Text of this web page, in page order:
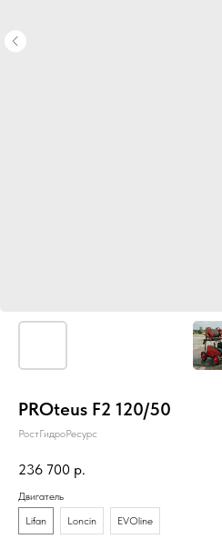
PROteus F2 120/50
РостГидроРесурс
236 700 р.
Двигатель
Lifan
Loncin EVOline